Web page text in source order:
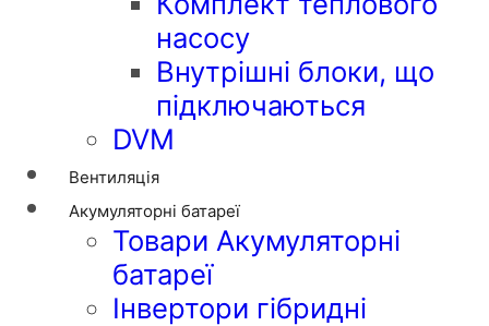
насосу
Внутрішні блоки, що
підключаються
DVM
Вентиляція
Акумуляторні батареї
Товари Акумуляторні
батареї
Інвертори гібридні